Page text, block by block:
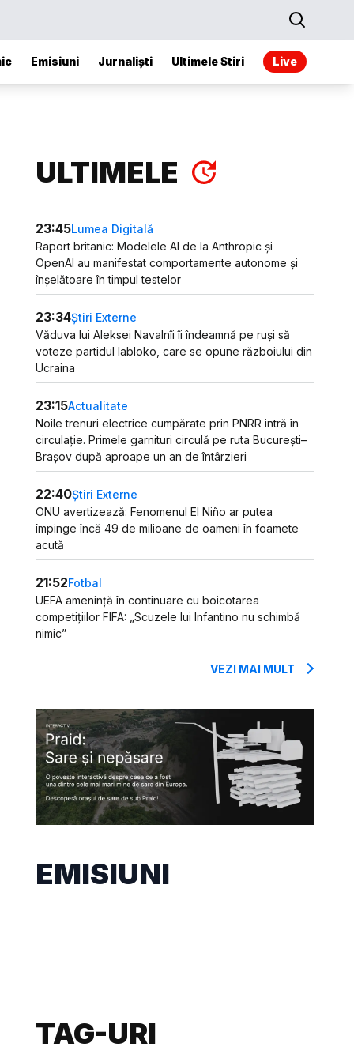
Emisiuni Jurnaliști Ultimele Stiri Live
ULTIMELE
23:45Lumea Digitală
Raport britanic: Modelele AI de la Anthropic și
OpenAI au manifestat comportamente autonome și
înșelătoare în timpul testelor
23:34Știri Externe
Văduva lui Aleksei Navalnîi îi îndeamnă pe ruși să
voteze partidul Iabloko, care se opune războiului din
Ucraina
23:15Actualitate
Noile trenuri electrice cumpărate prin PNRR intră în
circulație. Primele garnituri circulă pe ruta București–
Brașov după aproape un an de întârzieri
22:40Știri Externe
ONU avertizează: Fenomenul El Niño ar putea
împinge încă 49 de milioane de oameni în foamete
acută
21:52Fotbal
UEFA amenință în continuare cu boicotarea
competițiilor FIFA: „Scuzele lui Infantino nu schimbă
nimic”
VEZI MAI MULT
EMISIUNI
TAG-URI